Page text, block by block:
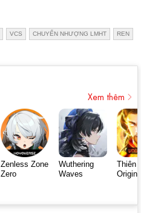
VCS CHUYỂN NHƯỢNG LMHT REN
Xem thêm
Zenless Zone
Zero
Wuthering
Waves
Thiên
Origin